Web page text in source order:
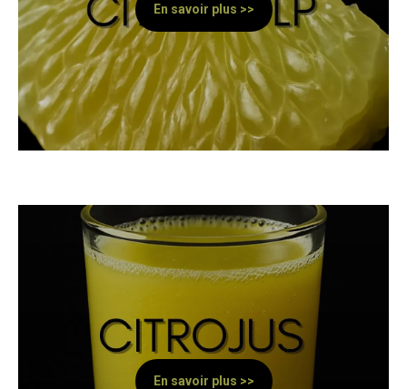
En savoir plus >>
En savoir plus >>